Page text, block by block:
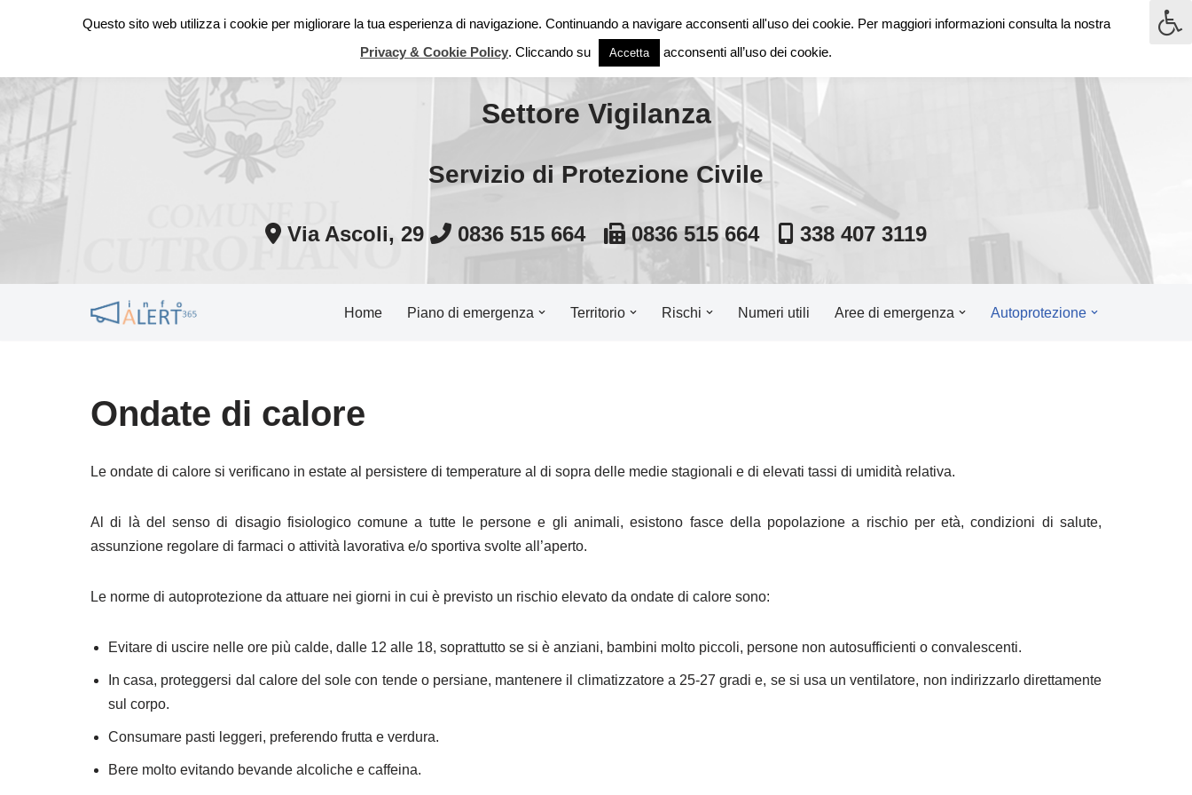
contenuto
Comune di Cutrofiano
Settore Vigilanza
Servizio di Protezione Civile
Via Ascoli, 29 0836 515 664 0836 515 664 338 407 3119
Home Piano di emergenza Territorio Rischi Numeri utili Aree di emergenza Autoprotezione
Ondate di calore
Le ondate di calore si verificano in estate al persistere di temperature al di sopra delle medie stagionali e di elevati tassi di umidità relativa.
Al di là del senso di disagio fisiologico comune a tutte le persone e gli animali, esistono fasce della popolazione a rischio per età, condizioni di salute,
assunzione regolare di farmaci o attività lavorativa e/o sportiva svolte all’aperto.
Le norme di autoprotezione da attuare nei giorni in cui è previsto un rischio elevato da ondate di calore sono:
Evitare di uscire nelle ore più calde, dalle 12 alle 18, soprattutto se si è anziani, bambini molto piccoli, persone non autosufficienti o convalescenti.
In casa, proteggersi dal calore del sole con tende o persiane, mantenere il climatizzatore a 25-27 gradi e, se si usa un ventilatore, non indirizzarlo direttamente
sul corpo.
Consumare pasti leggeri, preferendo frutta e verdura.
Bere molto evitando bevande alcoliche e caffeina.
Questo sito web utilizza i cookie per migliorare la tua esperienza di navigazione. Continuando a navigare acconsenti all'uso dei cookie. Per maggiori informazioni consulta la nostra
Privacy & Cookie Policy. Cliccando su Accetta acconsenti all’uso dei cookie.